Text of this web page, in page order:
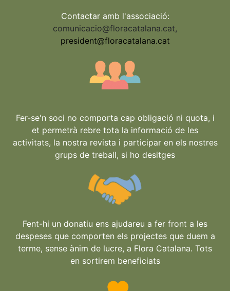
Contactar amb l'associació:
comunicacio@floracatalana.cat,
president@floracatalana.cat
Fer-se'n soci no comporta cap obligació ni quota, i
et permetrà rebre tota la informació de les
activitats, la nostra revista i participar en els nostres
grups de treball, si ho desitges
Fent-hi un donatiu ens ajudareu a fer front a les
despeses que comporten els projectes que duem a
terme, sense ànim de lucre, a Flora Catalana. Tots
en sortirem beneficiats